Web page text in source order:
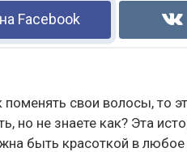
Facebook
поменять свои волосы, то
но не знаете как? Эта
быть красоткой в любое